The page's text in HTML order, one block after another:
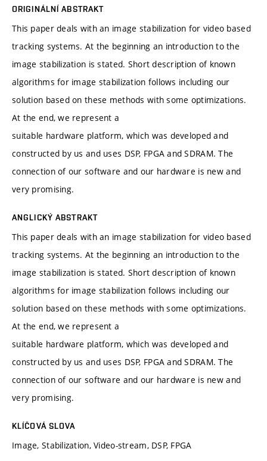
ORIGINÁLNÍ ABSTRAKT
This paper deals with an image stabilization for video based
tracking systems. At the beginning an introduction to the
image stabilization is stated. Short description of known
algorithms for image stabilization follows including our
solution based on these methods with some optimizations.
At the end, we represent a
suitable hardware platform, which was developed and
constructed by us and uses DSP, FPGA and SDRAM. The
connection of our software and our hardware is new and
very promising.
ANGLICKÝ ABSTRAKT
This paper deals with an image stabilization for video based
tracking systems. At the beginning an introduction to the
image stabilization is stated. Short description of known
algorithms for image stabilization follows including our
solution based on these methods with some optimizations.
At the end, we represent a
suitable hardware platform, which was developed and
constructed by us and uses DSP, FPGA and SDRAM. The
connection of our software and our hardware is new and
very promising.
KLÍČOVÁ SLOVA
Image, Stabilization, Video-stream, DSP, FPGA